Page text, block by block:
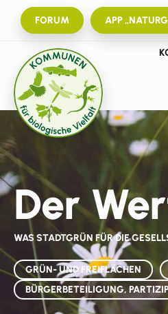
FORUM APP
Der
WAS STADTGRÜN FÜR DIE
GRÜN- UND FREIFLÄCHEN
BÜRGERBETEILIGUNG,